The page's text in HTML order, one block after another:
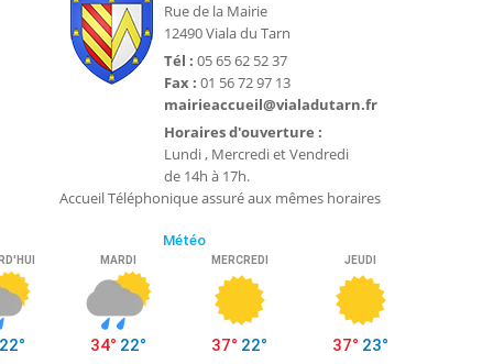
Rue de la Mairie
12490 Viala du Tarn
Tél : 05 65 62 52 37
Fax : 01 56 72 97 13
mairieaccueil@vialadutarn.fr
Horaires d'ouverture :
Lundi , Mercredi et Vendredi
de 14h à 17h.
Accueil Téléphonique assuré aux mêmes horaires